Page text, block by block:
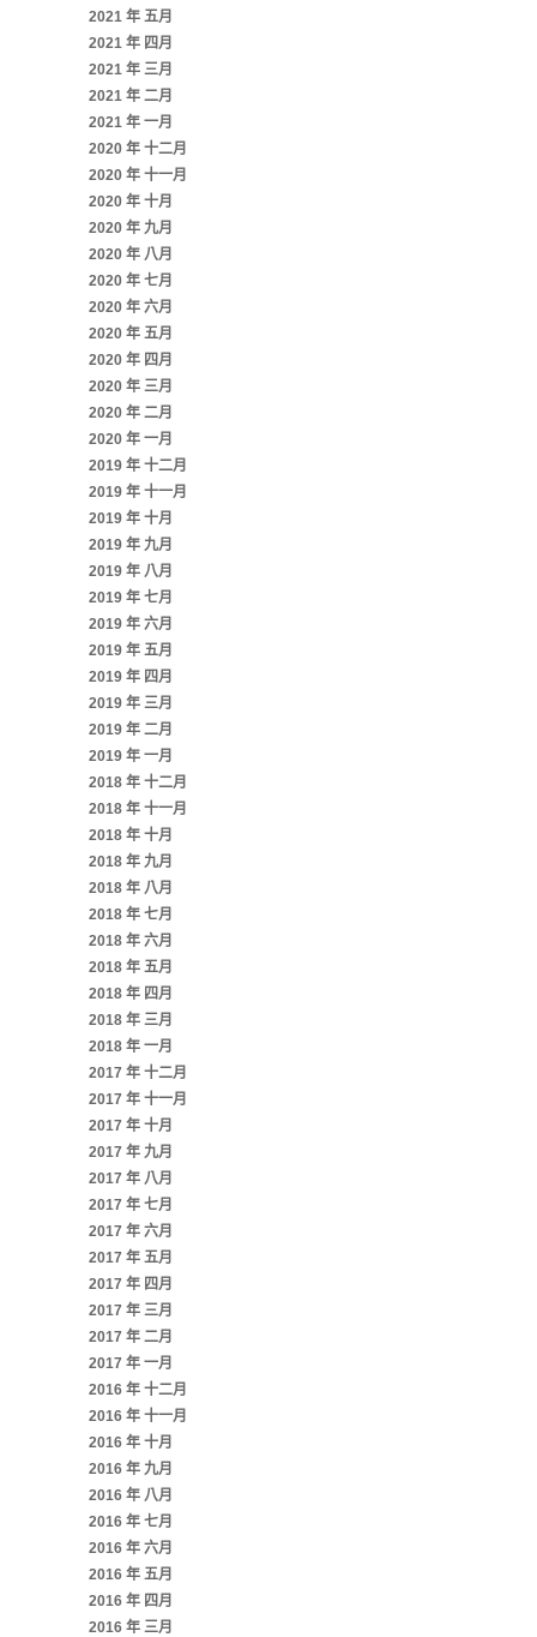
2021 年 五月
2021 年 四月
2021 年 三月
2021 年 二月
2021 年 一月
2020 年 十二月
2020 年 十一月
2020 年 十月
2020 年 九月
2020 年 八月
2020 年 七月
2020 年 六月
2020 年 五月
2020 年 四月
2020 年 三月
2020 年 二月
2020 年 一月
2019 年 十二月
2019 年 十一月
2019 年 十月
2019 年 九月
2019 年 八月
2019 年 七月
2019 年 六月
2019 年 五月
2019 年 四月
2019 年 三月
2019 年 二月
2019 年 一月
2018 年 十二月
2018 年 十一月
2018 年 十月
2018 年 九月
2018 年 八月
2018 年 七月
2018 年 六月
2018 年 五月
2018 年 四月
2018 年 三月
2018 年 一月
2017 年 十二月
2017 年 十一月
2017 年 十月
2017 年 九月
2017 年 八月
2017 年 七月
2017 年 六月
2017 年 五月
2017 年 四月
2017 年 三月
2017 年 二月
2017 年 一月
2016 年 十二月
2016 年 十一月
2016 年 十月
2016 年 九月
2016 年 八月
2016 年 七月
2016 年 六月
2016 年 五月
2016 年 四月
2016 年 三月